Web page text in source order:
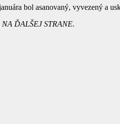
bol asanovaný, vyvezený a
ĎALŠEJ STRANE.